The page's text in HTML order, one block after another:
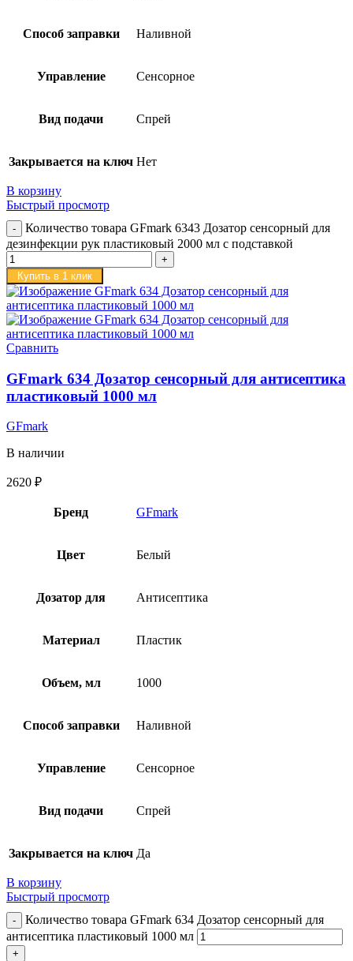
Способ заправки Наливной
Управление Сенсорное
Вид подачи Спрей
Закрывается на ключ Нет
В корзину
Быстрый просмотр
Количество товара GFmark 6343 Дозатор сенсорный для
дезинфекции рук пластиковый 2000 мл с подставкой
Купить в 1 клик
Сравнить
GFmark 634 Дозатор сенсорный для антисептика
пластиковый 1000 мл
GFmark
В наличии
2620 ₽
Бренд GFmark
Цвет Белый
Дозатор для Антисептика
Материал Пластик
Объем, мл 1000
Способ заправки Наливной
Управление Сенсорное
Вид подачи Спрей
Закрывается на ключ Да
В корзину
Быстрый просмотр
Количество товара GFmark 634 Дозатор сенсорный для
антисептика пластиковый 1000 мл